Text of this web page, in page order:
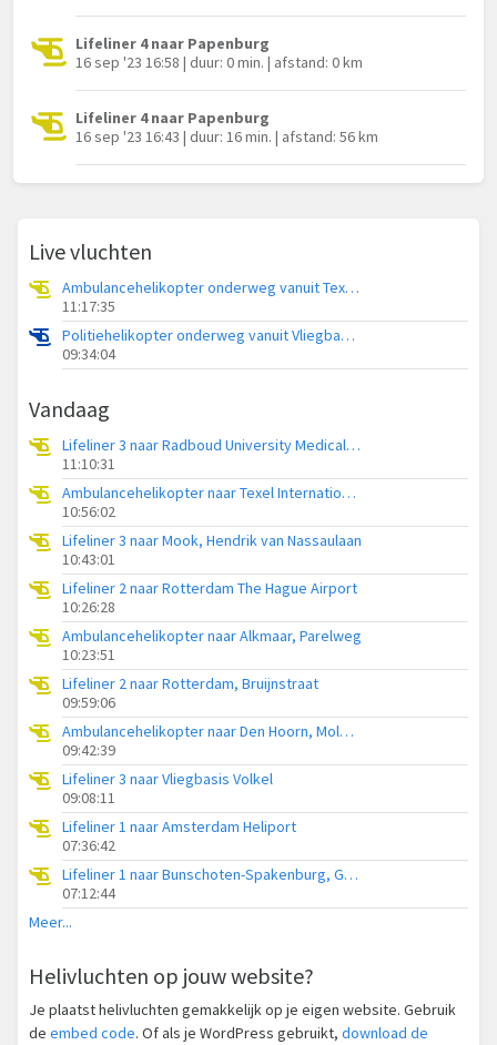
Lifeliner 4 naar Papenburg
16 sep '23 16:58 | duur: 0 min. | afstand: 0 km
Lifeliner 4 naar Papenburg
16 sep '23 16:43 | duur: 16 min. | afstand: 56 km
Live vluchten
Ambulancehelikopter onderweg vanuit Texel International Airport
11:17:35
Politiehelikopter onderweg vanuit Vliegbasis Volkel
09:34:04
Vandaag
Lifeliner 3 naar Radboud University Medical Center Heliport
11:10:31
Ambulancehelikopter naar Texel International Airport
10:56:02
Lifeliner 3 naar Mook, Hendrik van Nassaulaan
10:43:01
Lifeliner 2 naar Rotterdam The Hague Airport
10:26:28
Ambulancehelikopter naar Alkmaar, Parelweg
10:23:51
Lifeliner 2 naar Rotterdam, Bruijnstraat
09:59:06
Ambulancehelikopter naar Den Hoorn, Molwerk
09:42:39
Lifeliner 3 naar Vliegbasis Volkel
09:08:11
Lifeliner 1 naar Amsterdam Heliport
07:36:42
Lifeliner 1 naar Bunschoten-Spakenburg, Gasthuisweg
07:12:44
Meer...
Helivluchten op jouw website?
Je plaatst helivluchten gemakkelijk op je eigen website. Gebruik
de embed code. Of als je WordPress gebruikt, download de